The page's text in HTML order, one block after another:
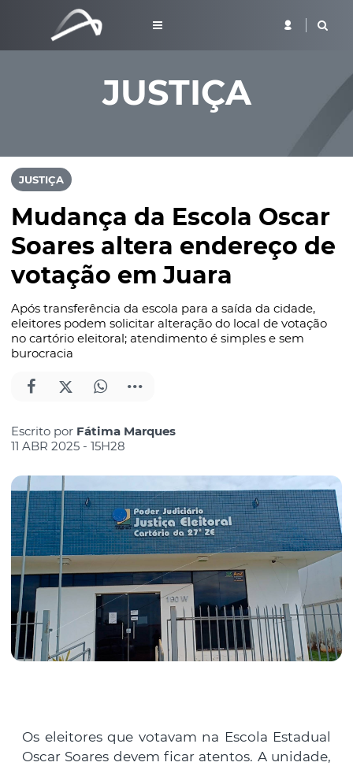
JUSTIÇA
JUSTIÇA
Mudança da Escola Oscar
Soares altera endereço de
votação em Juara
Após transferência da escola para a saída da cidade,
eleitores podem solicitar alteração do local de votação
no cartório eleitoral; atendimento é simples e sem
burocracia
Escrito por Fátima Marques
11 ABR 2025 - 15H28
Os eleitores que votavam na Escola Estadual
Oscar Soares devem ficar atentos. A unidade,